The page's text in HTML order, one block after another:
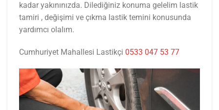
kadar yakınınızda. Dilediğiniz konuma gelelim lastik
tamiri , değişimi ve çıkma lastik temini konusunda
yardımcı olalım.
Cumhuriyet Mahallesi Lastikçi 0533 047 53 77